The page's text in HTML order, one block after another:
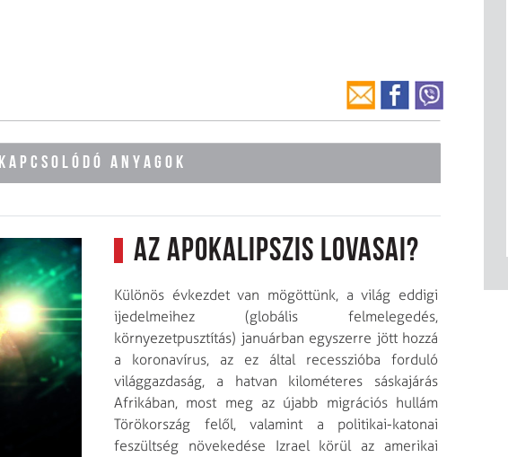
KAPCSOLÓDÓ ANYAGOK
Az apokalipszis lovasai?
Különös évkezdet van mögöttünk, a világ eddigi
ijedelmeihez (globális felmelegedés,
környezetpusztítás) januárban egyszerre jött hozzá
a koronavírus, az ez által recesszióba forduló
világgazdaság, a hatvan kilométeres sáskajárás
Afrikában, most meg az újabb migrációs hullám
Törökország felől, valamint a politikai-katonai
feszültség növekedése Izrael körül az amerikai